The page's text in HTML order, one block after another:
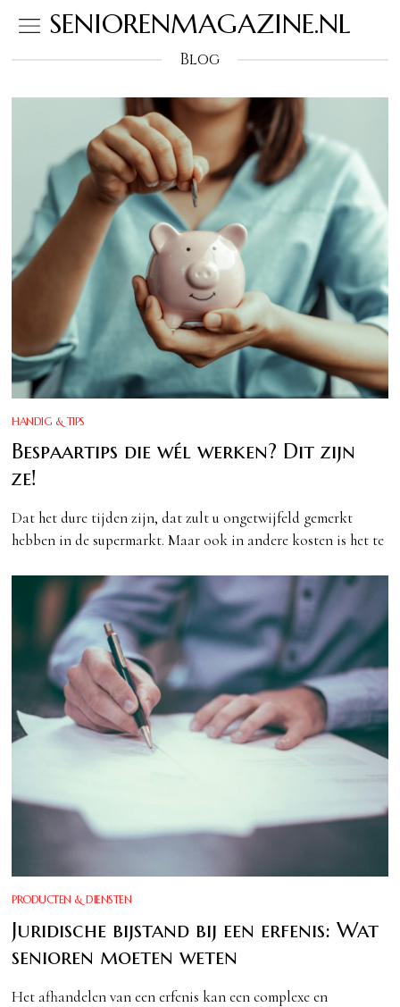
SENIORENMAGAZINE.NL
Blog
HANDIG & TIPS
Bespaartips die wél werken? Dit zijn
ze!
Dat het dure tijden zijn, dat zult u ongetwijfeld gemerkt
hebben in de supermarkt. Maar ook in andere kosten is het te
PRODUCTEN & DIENSTEN
Juridische bijstand bij een erfenis: Wat
senioren moeten weten
Het afhandelen van een erfenis kan een complexe en